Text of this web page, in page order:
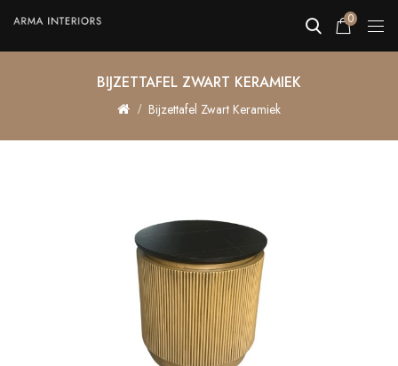
0
BIJZETTAFEL ZWART KERAMIEK
Bijzettafel Zwart Keramiek